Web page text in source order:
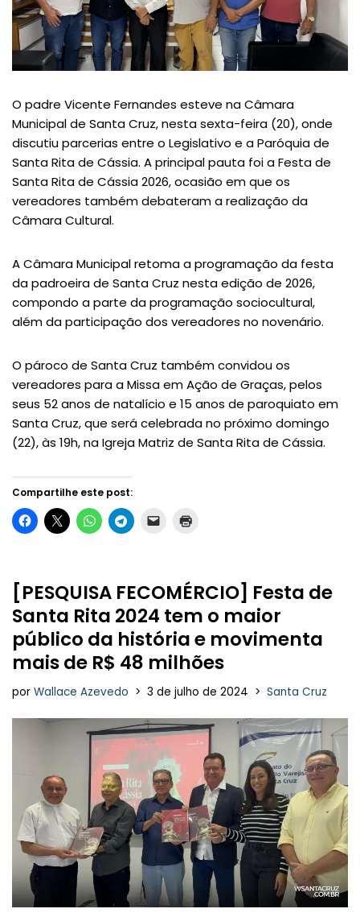
O padre Vicente Fernandes esteve na Câmara
Municipal de Santa Cruz, nesta sexta-feira (20), onde
discutiu parcerias entre o Legislativo e a Paróquia de
Santa Rita de Cássia. A principal pauta foi a Festa de
Santa Rita de Cássia 2026, ocasião em que os
vereadores também debateram a realização da
Câmara Cultural.
A Câmara Municipal retoma a programação da festa
da padroeira de Santa Cruz nesta edição de 2026,
compondo a parte da programação sociocultural,
além da participação dos vereadores no novenário.
O pároco de Santa Cruz também convidou os
vereadores para a Missa em Ação de Graças, pelos
seus 52 anos de natalício e 15 anos de paroquiato em
Santa Cruz, que será celebrada no próximo domingo
(22), às 19h, na Igreja Matriz de Santa Rita de Cássia.
Compartilhe este post:
[PESQUISA FECOMÉRCIO] Festa de
Santa Rita 2024 tem o maior
público da história e movimenta
mais de R$ 48 milhões
por Wallace Azevedo 3 de julho de 2024 Santa Cruz